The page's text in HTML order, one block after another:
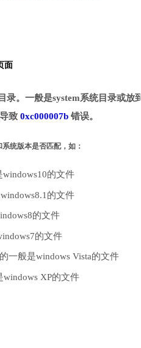
面
。一般是system系统目录或
致 0xc000007b 错误。
统版本是否匹配，如：
的文件
的文件
的文件
的文件
一般是windows Vista的文件
XP的文件